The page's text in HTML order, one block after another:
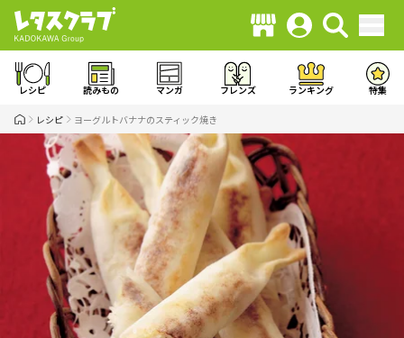
レシピ 読みもの マンガ フレンズ ランキング 特集
レシピ ヨーグルトバナナのスティック焼き